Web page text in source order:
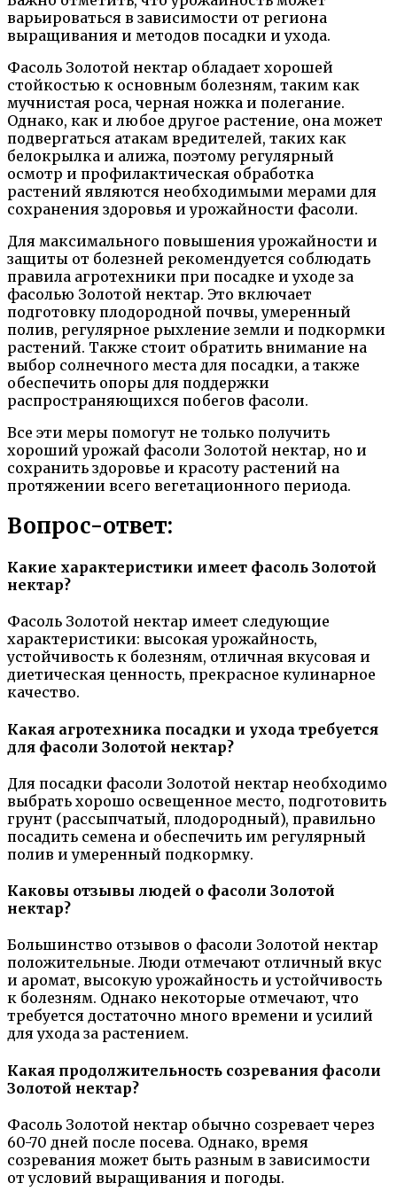
варьироваться в зависимости от региона
выращивания и методов посадки и ухода.
Фасоль Золотой нектар обладает хорошей
стойкостью к основным болезням, таким как
мучнистая роса, черная ножка и полегание.
Однако, как и любое другое растение, она может
подвергаться атакам вредителей, таких как
белокрылка и алижа, поэтому регулярный
осмотр и профилактическая обработка
растений являются необходимыми мерами для
сохранения здоровья и урожайности фасоли.
Для максимального повышения урожайности и
защиты от болезней рекомендуется соблюдать
правила агротехники при посадке и уходе за
фасолью Золотой нектар. Это включает
подготовку плодородной почвы, умеренный
полив, регулярное рыхление земли и подкормки
растений. Также стоит обратить внимание на
выбор солнечного места для посадки, а также
обеспечить опоры для поддержки
распространяющихся побегов фасоли.
Все эти меры помогут не только получить
хороший урожай фасоли Золотой нектар, но и
сохранить здоровье и красоту растений на
протяжении всего вегетационного периода.
Вопрос-ответ:
Какие характеристики имеет фасоль Золотой
нектар?
Фасоль Золотой нектар имеет следующие
характеристики: высокая урожайность,
устойчивость к болезням, отличная вкусовая и
диетическая ценность, прекрасное кулинарное
качество.
Какая агротехника посадки и ухода требуется
для фасоли Золотой нектар?
Для посадки фасоли Золотой нектар необходимо
выбрать хорошо освещенное место, подготовить
грунт (рассыпчатый, плодородный), правильно
посадить семена и обеспечить им регулярный
полив и умеренный подкормку.
Каковы отзывы людей о фасоли Золотой
нектар?
Большинство отзывов о фасоли Золотой нектар
положительные. Люди отмечают отличный вкус
и аромат, высокую урожайность и устойчивость
к болезням. Однако некоторые отмечают, что
требуется достаточно много времени и усилий
для ухода за растением.
Какая продолжительность созревания фасоли
Золотой нектар?
Фасоль Золотой нектар обычно созревает через
60-70 дней после посева. Однако, время
созревания может быть разным в зависимости
от условий выращивания и погоды.